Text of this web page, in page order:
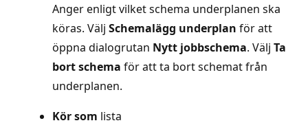
Anger enligt vilket schema underplanen ska
köras. Välj Schemalägg underplan för att
öppna dialogrutan Nytt jobbschema. Välj Ta
bort schema för att ta bort schemat från
underplanen.
Kör som lista